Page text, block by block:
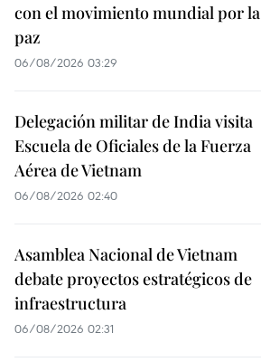
con el movimiento mundial por la
paz
06/08/2026 03:29
Delegación militar de India visita
Escuela de Oficiales de la Fuerza
Aérea de Vietnam
06/08/2026 02:40
Asamblea Nacional de Vietnam
debate proyectos estratégicos de
infraestructura
06/08/2026 02:31